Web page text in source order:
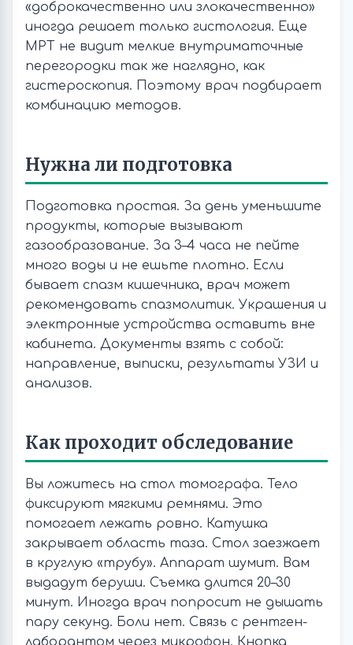
«доброкачественно или злокачественно»
иногда решает только гистология. Еще
МРТ не видит мелкие внутриматочные
перегородки так же наглядно, как
гистероскопия. Поэтому врач подбирает
комбинацию методов.
Нужна ли подготовка
Подготовка простая. За день уменьшите
продукты, которые вызывают
газообразование. За 3–4 часа не пейте
много воды и не ешьте плотно. Если
бывает спазм кишечника, врач может
рекомендовать спазмолитик. Украшения и
электронные устройства оставить вне
кабинета. Документы взять с собой:
направление, выписки, результаты УЗИ и
анализов.
Как проходит обследование
Вы ложитесь на стол томографа. Тело
фиксируют мягкими ремнями. Это
помогает лежать ровно. Катушка
закрывает область таза. Стол заезжает
в круглую «трубу». Аппарат шумит. Вам
выдадут беруши. Съемка длится 20–30
минут. Иногда врач попросит не дышать
пару секунд. Боли нет. Связь с рентген-
лаборантом через микрофон. Кнопка